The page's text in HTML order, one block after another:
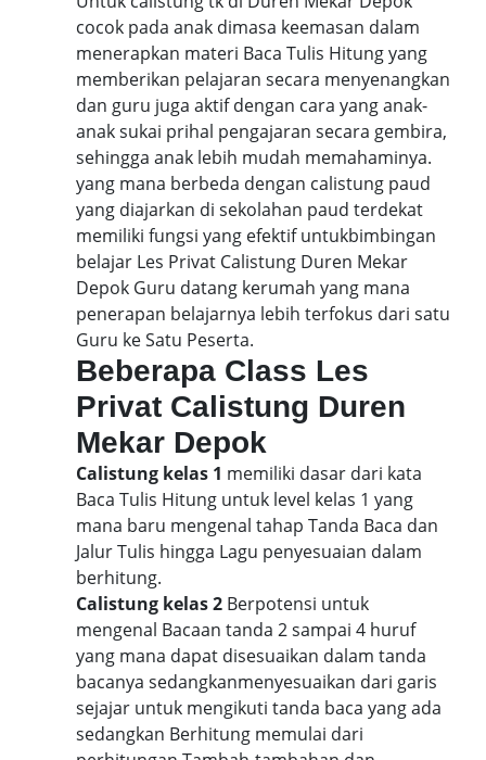
cocok pada anak dimasa keemasan dalam
menerapkan materi Baca Tulis Hitung yang
memberikan pelajaran secara menyenangkan
dan guru juga aktif dengan cara yang anak-
anak sukai prihal pengajaran secara gembira,
sehingga anak lebih mudah memahaminya.
yang mana berbeda dengan calistung paud
yang diajarkan di sekolahan paud terdekat
memiliki fungsi yang efektif untukbimbingan
belajar Les Privat Calistung Duren Mekar
Depok Guru datang kerumah yang mana
penerapan belajarnya lebih terfokus dari satu
Guru ke Satu Peserta.
Beberapa Class Les
Privat Calistung Duren
Mekar Depok
Calistung kelas 1 memiliki dasar dari kata
Baca Tulis Hitung untuk level kelas 1 yang
mana baru mengenal tahap Tanda Baca dan
Jalur Tulis hingga Lagu penyesuaian dalam
berhitung.
Calistung kelas 2 Berpotensi untuk
mengenal Bacaan tanda 2 sampai 4 huruf
yang mana dapat disesuaikan dalam tanda
bacanya sedangkanmenyesuaikan dari garis
sejajar untuk mengikuti tanda baca yang ada
sedangkan Berhitung memulai dari